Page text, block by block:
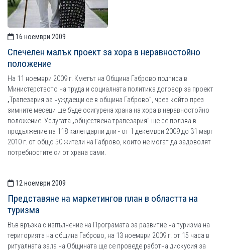
16 ноември 2009
Спечелен малък проект за хора в неравностойно
положение
На 11 ноември 2009 г. Кметът на Община Габрово подписа в
Министерството на труда и социалната политика договор за проект
„Трапезария за нуждаещи се в община Габрово”, чрез който през
зимните месеци ще бъде осигурена храна на хора в неравностойно
положение. Услугата „обществена трапезария” ще се ползва в
продължение на 118 календарни дни - от 1 декември 2009 до 31 март
2010 г. от общо 50 жители на Габрово, които не могат да задоволят
потребностите си от храна сами.
12 ноември 2009
Представяне на маркетингов план в областта на
туризма
Във връзка с изпълнение на Програмата за развитие на туризма на
територията на община Габрово, на 13 ноември 2009 г. от 15 часа в
ритуалната зала на Общината ще се проведе работна дискусия за